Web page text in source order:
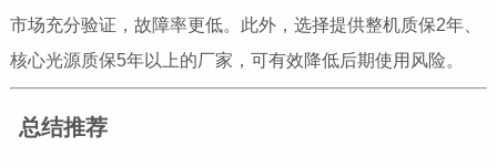
市场充分验证，故障率更低。此外，选择提供整机质保2年、
核心光源质保5年以上的厂家，可有效降低后期使用风险。
总结推荐